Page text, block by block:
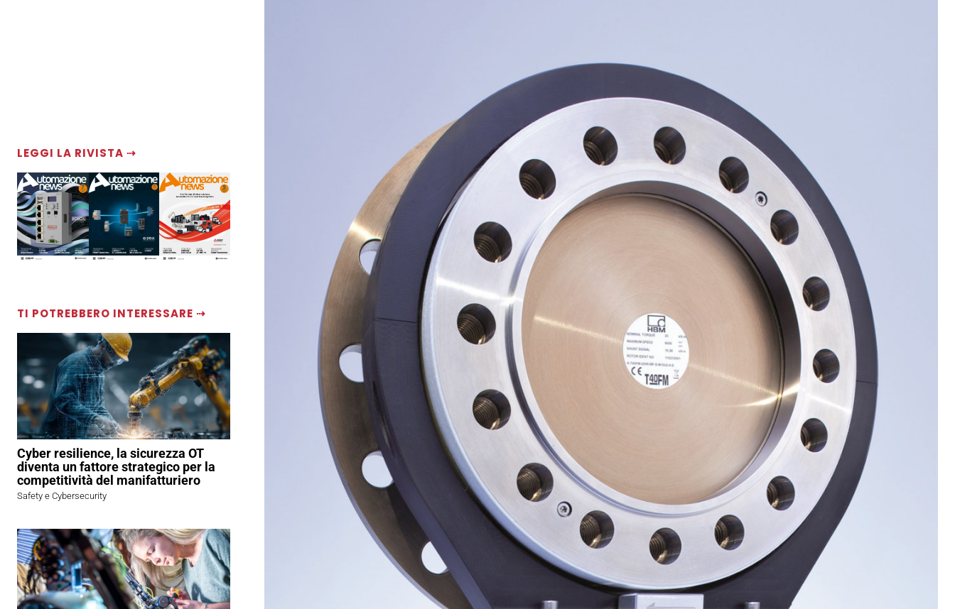
LEGGI LA RIVISTA ⇢
TI POTREBBERO INTERESSARE ⇢
Cyber resilience, la sicurezza OT
diventa un fattore strategico per la
competitività del manifatturiero
Safety e Cybersecurity